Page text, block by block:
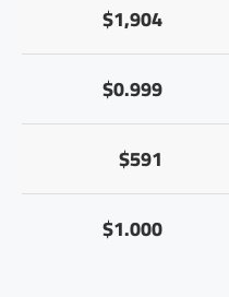
$1,904
$0.999
$591
$1.000